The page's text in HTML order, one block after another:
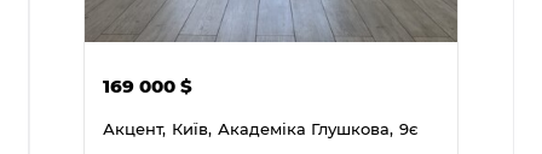
169 000$
Акцент, Київ, Академіка Глушкова, 9є